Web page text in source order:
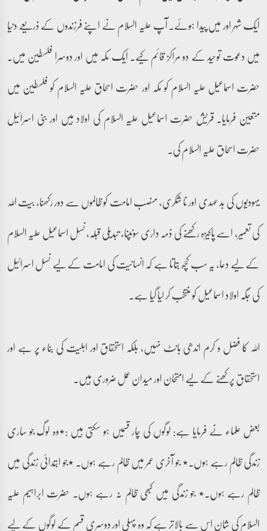
ایک شہر اور میں پیدا ہوئے۔ آپ علیہ السلام نے اپنے فرزندوں کے ذریعے دنیا
میں دعوت توحید کے دو مراکز قائم کیے۔ ایک مکہ میں اور دوسرا فلسطین میں۔
حضرت اسماعیل علیہ السلام کو مکہ اور حضرت اسحاق علیہ السلام کو فلسطین میں
متعین فرمایا۔ قریش حضرت اسماعیل علیہ السلام کی اولاد ہیں اور بنی اسرائیل
حضرت اسحاق علیہ السلام کی۔
یہودیوں کی بد عہدی اور نا شکری، منصب امامت کو ظالموں سے دور رکھنا، بیت اللہ
کی تعمیر، اسے پاکیزہ رکھنے کی ذمہ داری سونپنا، تبدیلی قبلہ، نسل اسماعیل علیہ السلام
کے لیے دعا، یہ سب کچھ بتاتا ہے کہ انسانیت کی امامت کے لیے نسل اسرائیل
کی جگہ اولاد اسماعیل کو منتخب کر لیا گیا ہے۔
اللہ کا فضل و کرم اندھی بانٹ نہیں، بلکہ استحقاق اور اہلیت کی بناء پر ہے اور
استحقاق پرکھنے کے لیے امتحان اور میدان عمل ضروری ہیں۔
بعض علماء نے فرمایا ہے: لوگوں کی چار قسمیں ہو سکتی ہیں :٭وہ لوگ جو ساری
زندگی ظالم رہے ہوں۔٭ جو آخری عمر میں ظالم رہے ہوں۔ ٭جو ابتدائی زندگی میں
ظالم رہے ہوں۔٭ جو زندگی میں کبھی ظالم نہ رہے ہوں۔ حضرت ابراہیم علیہ
السلام کی شان اس سے بالاتر ہے کہ وہ پہلی اور دوسری قسم کے لوگوں کے لیے